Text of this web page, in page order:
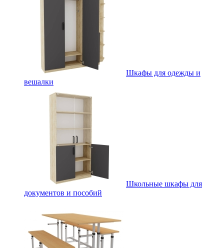
Шкафы для одежды и
вешалки
Школьные шкафы для
документов и пособий